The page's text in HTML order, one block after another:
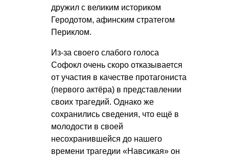
дружил с великим историком
Геродотом, афинским стратегом
Периклом.
Из-за своего слабого голоса
Софокл очень скоро отказывается
от участия в качестве протагониста
(первого актёра) в представлении
своих трагедий. Однако же
сохранились сведения, что ещё в
молодости в своей
несохранившейся до нашего
времени трагедии «Навсикая» он